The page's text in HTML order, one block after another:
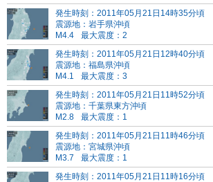
発生時刻：2011年05月21日14時35分頃
震源地：岩手県沖頃
M4.4
最大震度：2
発生時刻：2011年05月21日12時40分頃
震源地：福島県沖頃
M4.1
最大震度：3
発生時刻：2011年05月21日11時52分頃
震源地：千葉県東方沖頃
M2.8
最大震度：1
発生時刻：2011年05月21日11時46分頃
震源地：宮城県沖頃
M3.7
最大震度：1
発生時刻：2011年05月21日11時16分頃